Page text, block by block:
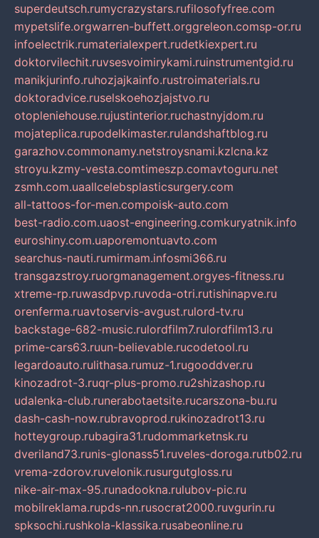
superdeutsch.rumycrazystars.rufilosofyfree.com
mypetslife.orgwarren-buffett.orggreleon.comsp-or.ru
infoelectrik.rumaterialexpert.rudetkiexpert.ru
doktorvilechit.ruvsesvoimirykami.ruinstrumentgid.ru
manikjurinfo.ruhozjajkainfo.rustroimaterials.ru
doktoradvice.ruselskoehozjajstvo.ru
otopleniehouse.rujustinterior.ruchastnyjdom.ru
mojateplica.rupodelkimaster.rulandshaftblog.ru
garazhov.commonamy.netstroysnami.kzlcna.kz
stroyu.kzmy-vesta.comtimeszp.comavtoguru.net
zsmh.com.uaallcelebsplasticsurgery.com
all-tattoos-for-men.compoisk-auto.com
best-radio.com.uaost-engineering.comkuryatnik.info
euroshiny.com.uaporemontuavto.com
searchus-nauti.rumirmam.infosmi366.ru
transgazstroy.ruorgmanagement.orgyes-fitness.ru
xtreme-rp.ruwasdpvp.ruvoda-otri.rutishinapve.ru
orenferma.ruavtoservis-avgust.rulord-tv.ru
backstage-682-music.rulordfilm7.rulordfilm13.ru
prime-cars63.ruun-believable.rucodetool.ru
legardoauto.rulithasa.rumuz-1.rugooddver.ru
kinozadrot-3.ruqr-plus-promo.ru2shizashop.ru
udalenka-club.runerabotaetsite.rucarszona-bu.ru
dash-cash-now.rubravoprod.rukinozadrot13.ru
hotteygroup.rubagira31.rudommarketnsk.ru
dveriland73.runis-glonass51.ruveles-doroga.rutb02.ru
vrema-zdorov.ruvelonik.rusurgutgloss.ru
nike-air-max-95.runadookna.rulubov-pic.ru
mobilreklama.rupds-nn.rusocrat2000.ruvgurin.ru
spksochi.rushkola-klassika.rusabeonline.ru